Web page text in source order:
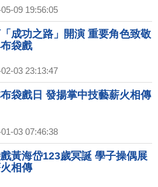
09 19:56:05
成功之路」開演 重要角色致敬
袋戲
03 23:13:47
袋戲日 發揚掌中技藝薪火相傳
03 07:46:38
黃海岱123歲冥誕 學子操偶展
相傳